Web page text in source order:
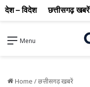
Menu
Home /छत्तीसगढ़ खबरें
देश – विदेश छत्तीसगढ़ खबरें